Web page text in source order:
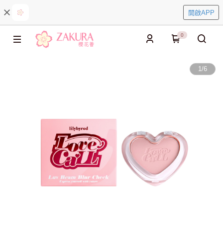
開啟APP
0
1/6